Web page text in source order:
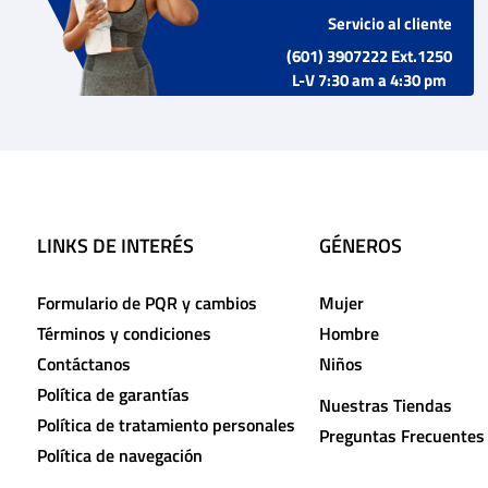
Servicio al cliente
(601) 3907222 Ext.1250
L-V 7:30 am a 4:30 pm
LINKS DE INTERÉS
Formulario de PQR y cambios
Términos y condiciones
Contáctanos
Política de garantías
Política de tratamiento personales
Política de navegación
GÉNEROS
Mujer
Hombre
Niños
Nuestras Tiendas
Preguntas Frecuentes